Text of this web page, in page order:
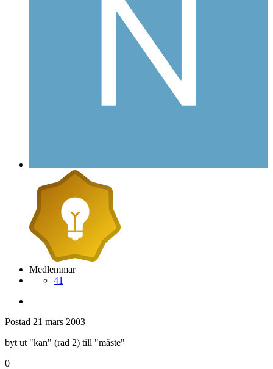
Medlemmar
41
Postad 21 mars 2003
byt ut "kan" (rad 2) till "måste"
0